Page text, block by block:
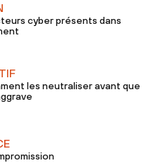
cyber présents dans
les neutraliser avant que